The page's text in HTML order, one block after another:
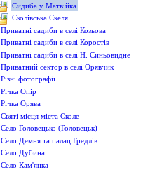
Сидиба у Матвійка
Сколівська Скеля
Приватні садиби в селі Козьова
Приватні садиби в селі Коростів
Приватні садиби в селі Н. Синьовидне
Приватний сектор в селі Орявчик
Різні фотографії
Річка Опір
Річка Орява
Святі місця міста Сколе
Село Головецько (Головецьк)
Село Демня та палац Гредлів
Село Дубина
Село Кам'янка